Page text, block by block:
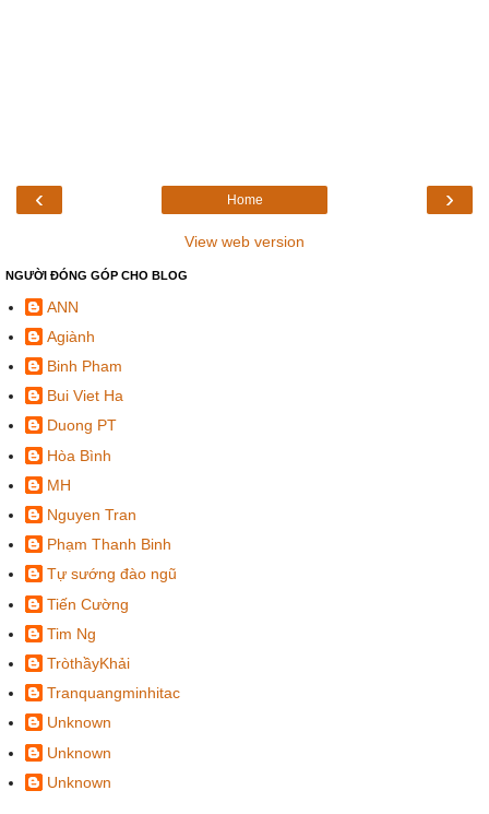
‹ ›
Home
View web version
NGƯỜI ĐÓNG GÓP CHO BLOG
ANN
Agiành
Binh Pham
Bui Viet Ha
Duong PT
Hòa Bình
MH
Nguyen Tran
Phạm Thanh Binh
Tự sướng đào ngũ
Tiến Cường
Tim Ng
TròthầyKhải
Tranquangminhitac
Unknown
Unknown
Unknown